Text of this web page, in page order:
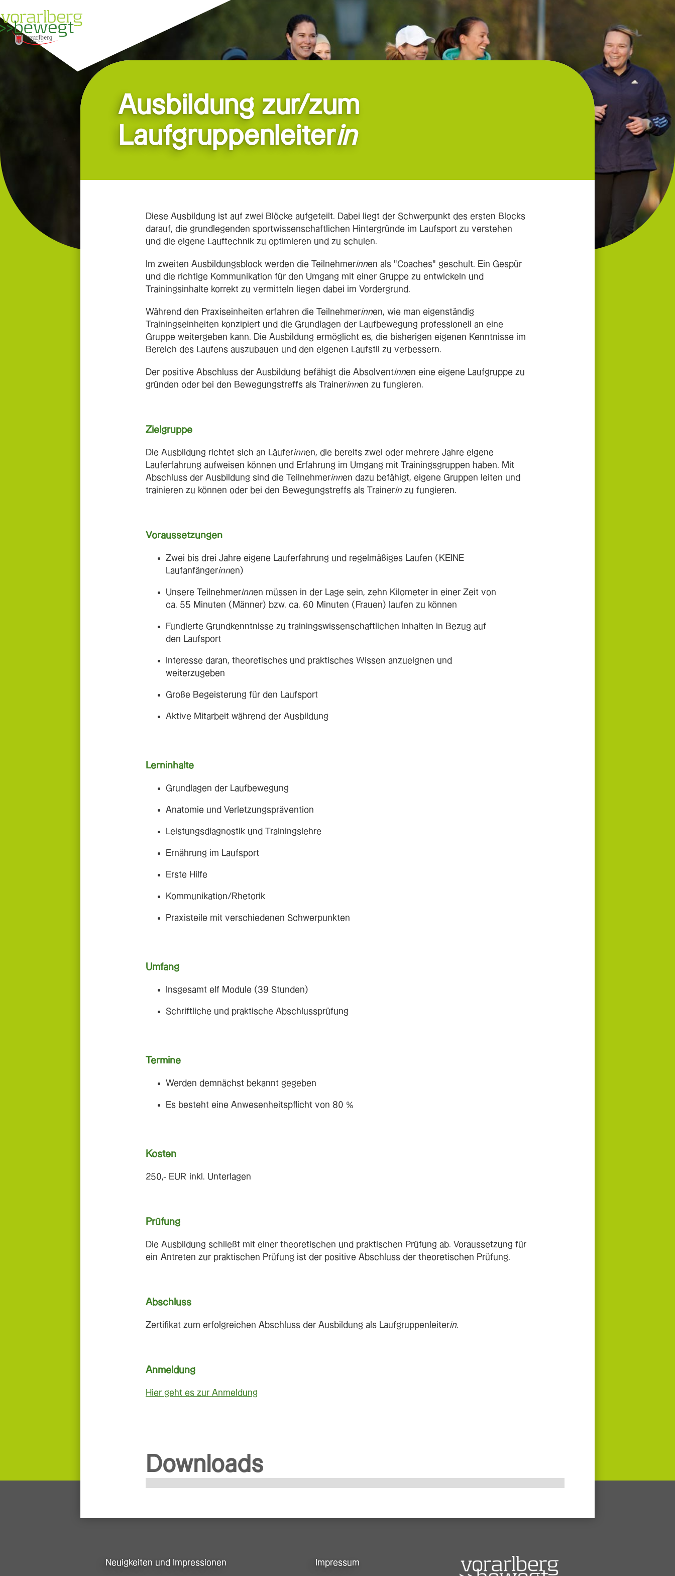
Ausbildung zur/zum
Laufgruppenleiterin
Diese Ausbildung ist auf zwei Blöcke aufgeteilt. Dabei liegt der Schwerpunkt des ersten Blocks
darauf, die grundlegenden sportwissenschaftlichen Hintergründe im Laufsport zu verstehen
und die eigene Lauftechnik zu optimieren und zu schulen.
Im zweiten Ausbildungsblock werden die Teilnehmerinnen als "Coaches" geschult. Ein Gespür
und die richtige Kommunikation für den Umgang mit einer Gruppe zu entwickeln und
Trainingsinhalte korrekt zu vermitteln liegen dabei im Vordergrund.
Während den Praxiseinheiten erfahren die Teilnehmerinnen, wie man eigenständig
Trainingseinheiten konzipiert und die Grundlagen der Laufbewegung professionell an eine
Gruppe weitergeben kann. Die Ausbildung ermöglicht es, die bisherigen eigenen Kenntnisse im
Bereich des Laufens auszubauen und den eigenen Laufstil zu verbessern.
Der positive Abschluss der Ausbildung befähigt die Absolventinnen eine eigene Laufgruppe zu
gründen oder bei den Bewegungstreffs als Trainerinnen zu fungieren.
Zielgruppe
Die Ausbildung richtet sich an Läuferinnen, die bereits zwei oder mehrere Jahre eigene
Lauferfahrung aufweisen können und Erfahrung im Umgang mit Trainingsgruppen haben. Mit
Abschluss der Ausbildung sind die Teilnehmerinnen dazu befähigt, eigene Gruppen leiten und
trainieren zu können oder bei den Bewegungstreffs als Trainerinzu fungieren.
Voraussetzungen
Zwei bis drei Jahre eigene Lauferfahrung und regelmäßiges Laufen (KEINE
Laufanfängerinnen)
Unsere Teilnehmerinnen müssen in der Lage sein, zehn Kilometer in einer Zeit von
ca. 55 Minuten (Männer) bzw. ca. 60 Minuten (Frauen) laufen zu können
Fundierte Grundkenntnisse zu trainingswissenschaftlichen Inhalten in Bezug auf
den Laufsport
Interesse daran, theoretisches und praktisches Wissen anzueignen und
weiterzugeben
Große Begeisterung für den Laufsport
Aktive Mitarbeit während der Ausbildung
Lerninhalte
Grundlagen der Laufbewegung
Anatomie und Verletzungsprävention
Leistungsdiagnostik und Trainingslehre
Ernährung im Laufsport
Erste Hilfe
Kommunikation/Rhetorik
Praxisteile mit verschiedenen Schwerpunkten
Umfang
Insgesamt elf Module (39 Stunden)
Schriftliche und praktische Abschlussprüfung
Termine
Werden demnächst bekannt gegeben
Es besteht eine Anwesenheitspflicht von 80 %
Kosten
250,- EUR inkl. Unterlagen
Prüfung
Die Ausbildung schließt mit einer theoretischen und praktischen Prüfung ab. Voraussetzung für
ein Antreten zur praktischen Prüfung ist der positive Abschluss der theoretischen Prüfung.
Abschluss
Zertifikat zum erfolgreichen Abschluss der Ausbildung als Laufgruppenleiterin.
Anmeldung
Hier geht es zur Anmeldung
Downloads
Neuigkeiten und Impressionen Impressum